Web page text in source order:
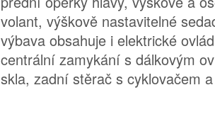
volant, výškově nastavitelné
výbava obsahuje i elektrické
centrální zamykání s dálkovým
skla, zadní stěrač s cyklovačem